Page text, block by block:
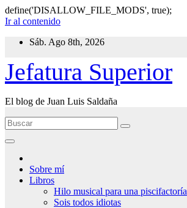
define('DISALLOW_FILE_MODS', true);
Ir al contenido
Sáb. Ago 8th, 2026
Jefatura Superior
El blog de Juan Luis Saldaña
Sobre mí
Libros
Hilo musical para una piscifactoría
Sois todos idiotas